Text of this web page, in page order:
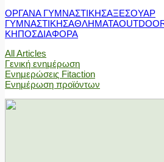
ΟΡΓΑΝΑ ΓΥΜΝΑΣΤΙΚΗΣΑΞΕΣΟΥΑΡ
ΓΥΜΝΑΣΤΙΚΗΣΑΘΛΗΜΑΤΑ
ΚΗΠΟΣΔΙΑΦΟΡΑ
All Articles
Γενική ενημέρωση
Ενημερώσεις Fitaction
Ενημέρωση προϊόντων